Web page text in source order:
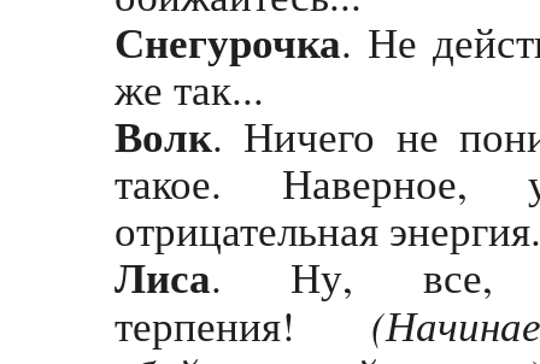
Снегурочка. Не
же так...
Волк. Ничего не
такое.
отрицательная энергия.
Лиса. Ну, все,
терпения!